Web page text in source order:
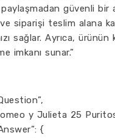
güvenli bir
ve siparişi teslim alana
sağlar. Ayrıca, ürünün
imkanı sunar.”
y Julieta 25
{